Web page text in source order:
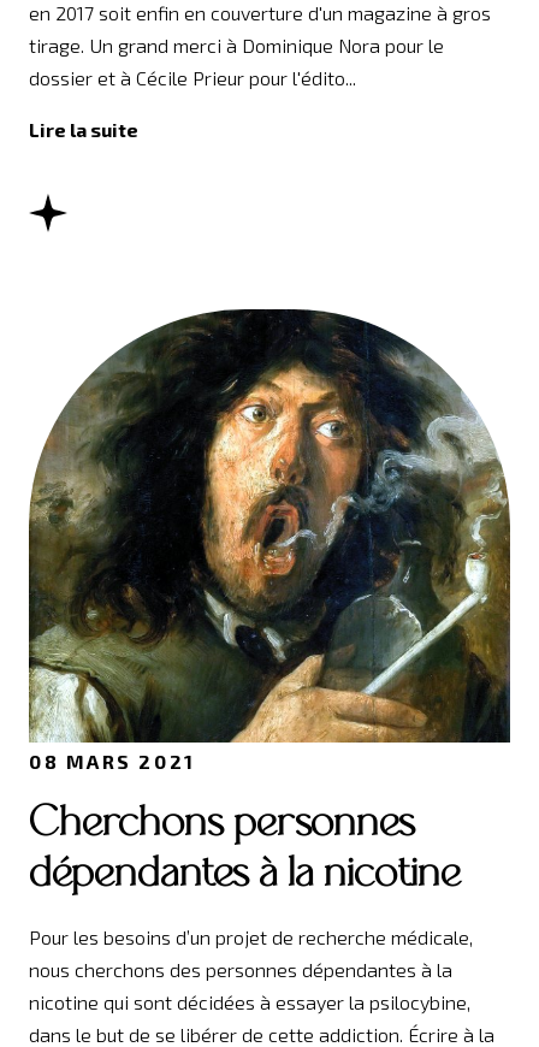
en 2017 soit enfin en couverture d'un magazine à gros
tirage. Un grand merci à Dominique Nora pour le
dossier et à Cécile Prieur pour l'édito...
Lire la suite
08 MARS 2021
Cherchons personnes
dépendantes à la nicotine
Pour les besoins d’un projet de recherche médicale,
nous cherchons des personnes dépendantes à la
nicotine qui sont décidées à essayer la psilocybine,
dans le but de se libérer de cette addiction. Écrire à la